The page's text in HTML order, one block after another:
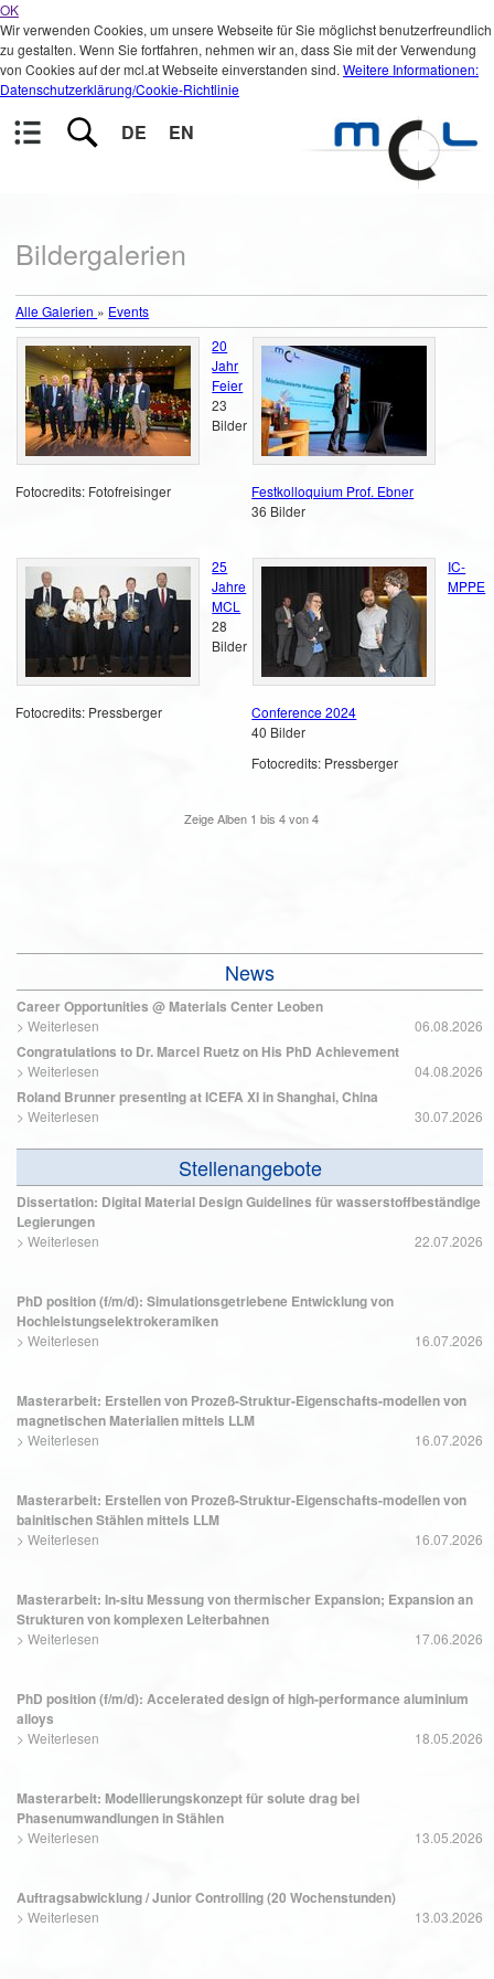
OK
Wir verwenden Cookies, um unsere Webseite für Sie möglichst benutzerfreundlich
zu gestalten. Wenn Sie fortfahren, nehmen wir an, dass Sie mit der Verwendung
von Cookies auf der mcl.at Webseite einverstanden sind. Weitere Informationen:
Datenschutzerklärung/Cookie-Richtlinie
DE EN
Bildergalerien
Alle Galerien » Events
20
Jahr
Feier
23
Bilder
Fotocredits: Fotofreisinger
Festkolloquium Prof. Ebner
36 Bilder
25
Jahre
MCL
28
Bilder
Fotocredits: Pressberger
IC-
MPPE
Conference 2024
40 Bilder
Fotocredits: Pressberger
Zeige Alben 1 bis4von4
News
Career Opportunities @ Materials Center Leoben
> Weiterlesen 06.08.2026
Congratulations to Dr. Marcel Ruetz on His PhD Achievement
> Weiterlesen 04.08.2026
Roland Brunner presenting at ICEFA XI in Shanghai, China
> Weiterlesen 30.07.2026
Stellenangebote
Dissertation: Digital Material Design Guidelines für wasserstoffbeständige
Legierungen
> Weiterlesen 22.07.2026
PhD position (f/m/d): Simulationsgetriebene Entwicklung von
Hochleistungselektrokeramiken
> Weiterlesen 16.07.2026
Masterarbeit: Erstellen von Prozeß-Struktur-Eigenschafts-modellen von
magnetischen Materialien mittels LLM
> Weiterlesen 16.07.2026
Masterarbeit: Erstellen von Prozeß-Struktur-Eigenschafts-modellen von
bainitischen Stählen mittels LLM
> Weiterlesen 16.07.2026
Masterarbeit: In-situ Messung von thermischer Expansion; Expansion an
Strukturen von komplexen Leiterbahnen
> Weiterlesen 17.06.2026
PhD position (f/m/d): Accelerated design of high-performance aluminium
alloys
> Weiterlesen 18.05.2026
Masterarbeit: Modellierungskonzept für solute drag bei
Phasenumwandlungen in Stählen
> Weiterlesen 13.05.2026
Auftragsabwicklung / Junior Controlling (20 Wochenstunden)
> Weiterlesen 13.03.2026